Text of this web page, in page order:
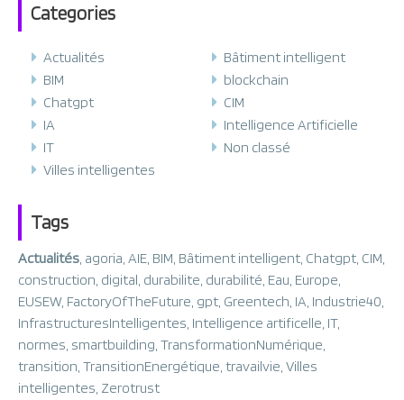
Categories
Actualités
Bâtiment intelligent
BIM
blockchain
Chatgpt
CIM
IA
Intelligence Artificielle
IT
Non classé
Villes intelligentes
Tags
Actualités, agoria, AIE, BIM, Bâtiment intelligent, Chatgpt, CIM,
construction, digital, durabilite, durabilité, Eau, Europe,
EUSEW, FactoryOfTheFuture, gpt, Greentech, IA, Industrie40,
InfrastructuresIntelligentes, Intelligence artificelle, IT,
normes, smartbuilding, TransformationNumérique,
transition, TransitionEnergétique, travailvie, Villes
intelligentes, Zerotrust